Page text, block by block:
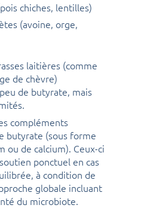
chiches, lentilles)
(avoine, orge,
laitières (comme
de chèvre)
de butyrate, mais
compléments
butyrate (sous forme
ou de calcium). Ceux-ci
ponctuel en cas
à condition de
globale incluant
du microbiote.